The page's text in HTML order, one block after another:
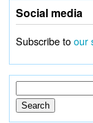
Social media
Subscribe toour